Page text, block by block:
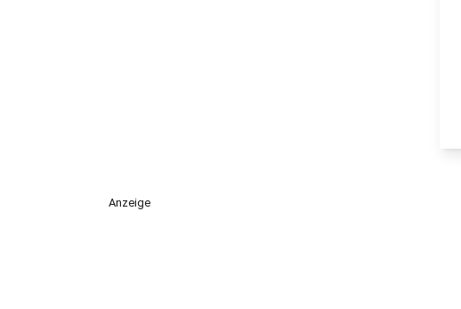
Anzeige